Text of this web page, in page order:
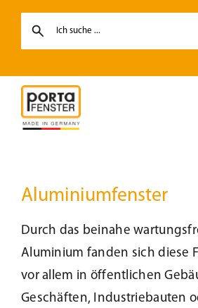
Skip
Haustüren
Hebe-Schiebetüren
Terrassentüren
Aluminiumfenster
Durch das beinahe
Aluminium fanden sich diese
vor allem in öffentlichen
Geschäften, Industriebauten